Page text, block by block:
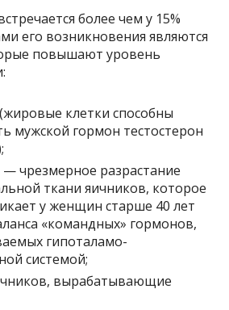
более чем у 15%
его возникновения являются
повышают уровень
клетки способны
мужской гормон тестостерон
чрезмерное разрастание
ткани яичников, которое
у женщин старше 40 лет
«командных» гормонов,
гипоталамо-
системой;
вырабатывающие